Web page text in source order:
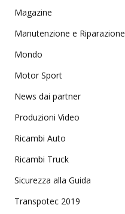
Magazine
Manutenzione e Riparazione
Mondo
Motor Sport
News dai partner
Produzioni Video
Ricambi Auto
Ricambi Truck
Sicurezza alla Guida
Transpotec 2019